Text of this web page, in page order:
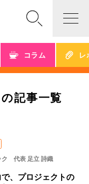
コラム レ
記事一覧
ク 代表 足立 詩織
、プロジェクトの